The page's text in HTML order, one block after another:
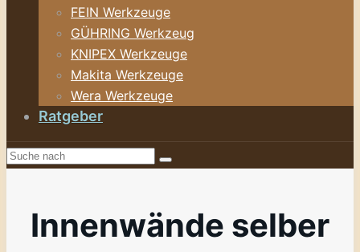
FEIN Werkzeuge
GÜHRING Werkzeug
KNIPEX Werkzeuge
Makita Werkzeuge
Wera Werkzeuge
Ratgeber
Innenwände selber